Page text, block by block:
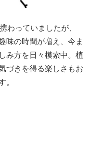
わっていましたが、
味の時間が増え、今ま
み方を日々模索中。植
づきを得る楽しさもお
。